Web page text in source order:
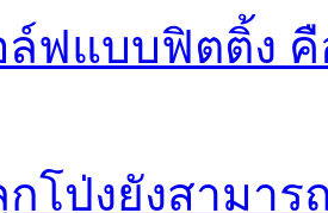
ฟแบบฟิตติ้ง คื
กโป่งยังสามา